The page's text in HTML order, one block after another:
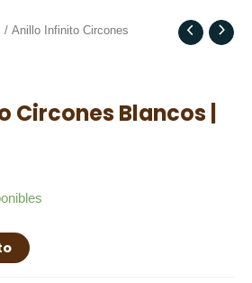
/ Anillo Infinito Circones
Blancos |